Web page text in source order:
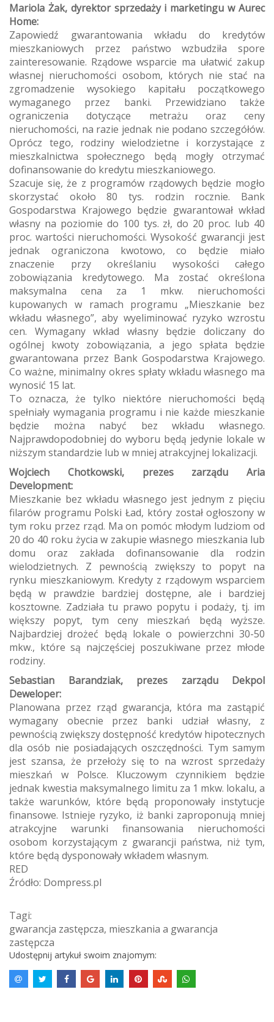
Mariola Żak, dyrektor sprzedaży i marketingu w Aurec
Home:
Zapowiedź gwarantowania wkładu do kredytów
mieszkaniowych przez państwo wzbudziła spore
zainteresowanie. Rządowe wsparcie ma ułatwić zakup
własnej nieruchomości osobom, których nie stać na
zgromadzenie wysokiego kapitału początkowego
wymaganego przez banki. Przewidziano także
ograniczenia dotyczące metrażu oraz ceny
nieruchomości, na razie jednak nie podano szczegółów.
Oprócz tego, rodziny wielodzietne i korzystające z
mieszkalnictwa społecznego będą mogły otrzymać
dofinansowanie do kredytu mieszkaniowego.
Szacuje się, że z programów rządowych będzie mogło
skorzystać około 80 tys. rodzin rocznie. Bank
Gospodarstwa Krajowego będzie gwarantował wkład
własny na poziomie do 100 tys. zł, do 20 proc. lub 40
proc. wartości nieruchomości. Wysokość gwarancji jest
jednak ograniczona kwotowo, co będzie miało
znaczenie przy określaniu wysokości całego
zobowiązania kredytowego. Ma zostać określona
maksymalna cena za 1 mkw. nieruchomości
kupowanych w ramach programu „Mieszkanie bez
wkładu własnego”, aby wyeliminować ryzyko wzrostu
cen. Wymagany wkład własny będzie doliczany do
ogólnej kwoty zobowiązania, a jego spłata będzie
gwarantowana przez Bank Gospodarstwa Krajowego.
Co ważne, minimalny okres spłaty wkładu własnego ma
wynosić 15 lat.
To oznacza, że tylko niektóre nieruchomości będą
spełniały wymagania programu i nie każde mieszkanie
będzie można nabyć bez wkładu własnego.
Najprawdopodobniej do wyboru będą jedynie lokale w
niższym standardzie lub w mniej atrakcyjnej lokalizacji.
Wojciech Chotkowski, prezes zarządu Aria
Development:
Mieszkanie bez wkładu własnego jest jednym z pięciu
filarów programu Polski Ład, który został ogłoszony w
tym roku przez rząd. Ma on pomóc młodym ludziom od
20 do 40 roku życia w zakupie własnego mieszkania lub
domu oraz zakłada dofinansowanie dla rodzin
wielodzietnych. Z pewnością zwiększy to popyt na
rynku mieszkaniowym. Kredyty z rządowym wsparciem
będą w prawdzie bardziej dostępne, ale i bardziej
kosztowne. Zadziała tu prawo popytu i podaży, tj. im
większy popyt, tym ceny mieszkań będą wyższe.
Najbardziej drożeć będą lokale o powierzchni 30-50
mkw., które są najczęściej poszukiwane przez młode
rodziny.
Sebastian Barandziak, prezes zarządu Dekpol
Deweloper:
Planowana przez rząd gwarancja, która ma zastąpić
wymagany obecnie przez banki udział własny, z
pewnością zwiększy dostępność kredytów hipotecznych
dla osób nie posiadających oszczędności. Tym samym
jest szansa, że przełoży się to na wzrost sprzedaży
mieszkań w Polsce. Kluczowym czynnikiem będzie
jednak kwestia maksymalnego limitu za 1 mkw. lokalu, a
także warunków, które będą proponowały instytucje
finansowe. Istnieje ryzyko, iż banki zaproponują mniej
atrakcyjne warunki finansowania nieruchomości
osobom korzystającym z gwarancji państwa, niż tym,
które będą dysponowały wkładem własnym.
RED
Źródło: Dompress.pl
Tagi:
gwarancja zastępcza, mieszkania a gwarancja
zastępcza
Udostępnij artykuł swoim znajomym: